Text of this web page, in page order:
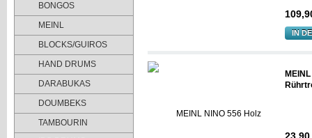
BONGOS
MEINL
BLOCKS/GUIROS
HAND DRUMS
DARABUKAS
DOUMBEKS
TAMBOURIN
IN